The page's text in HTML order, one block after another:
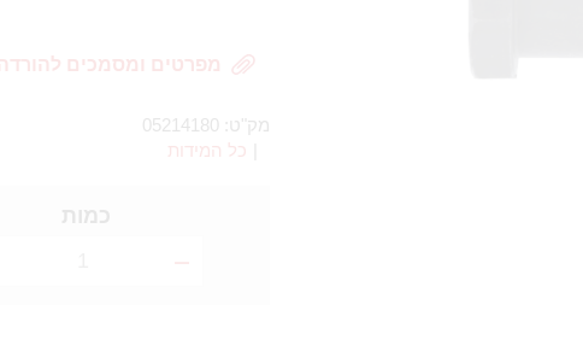
מפרטים ומסמכים להורדה
מק"ט:
05214180
כל המידות